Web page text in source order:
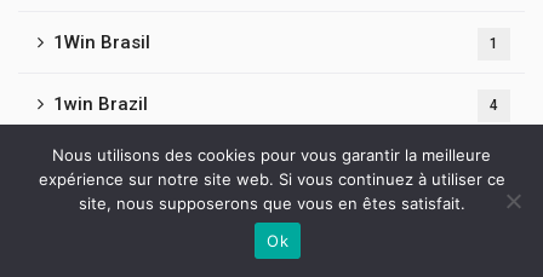
1Win Brasil 1
1win Brazil 4
1win India
Nous utilisons des cookies pour vous garantir la meilleure
expérience sur notre site web. Si vous continuez à utiliser ce
site, nous supposerons que vous en êtes satisfait.
Ok